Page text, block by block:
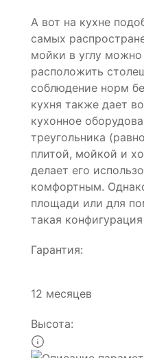
А вот на кухне
самых
мойки в углу
расположить
соблюдение норм
кухня также дает
кухонное
треугольника
плитой, мойкой и
делает его
комфортным.
площади или для
такая
Гарантия:
12 месяцев
Высота: